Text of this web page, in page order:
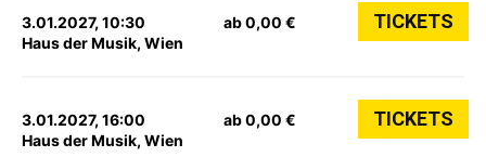
3.01.2027, 10:30
Haus der Musik, Wien
ab 0,00 € TICKETS
3.01.2027, 16:00
Haus der Musik, Wien
ab 0,00 € TICKETS